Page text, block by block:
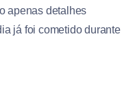
apenas detalhes
já foi cometido durante